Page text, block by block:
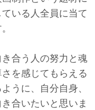
いる人全員に当て
合う人の努力と魂
を感じてもらえる
うに、自分自身、
合いたいと思いま